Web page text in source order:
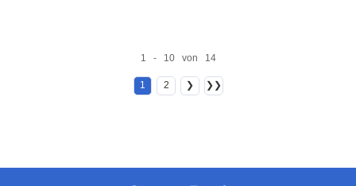
1 - 10 von 14
1 2 ❯ ❯❯